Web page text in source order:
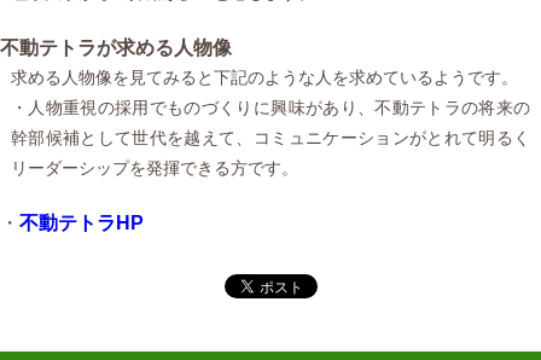
不動テトラが求める人物像
求める人物像を見てみると下記のような人を求めているようです。
・人物重視の採用でものづくりに興味があり、不動テトラの将来の
幹部候補として世代を越えて、コミュニケーションがとれて明るく
リーダーシップを発揮できる方です。
・ 不動テトラHP